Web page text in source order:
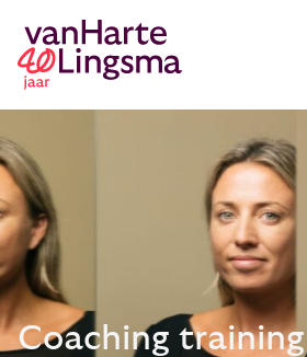
Coaching training